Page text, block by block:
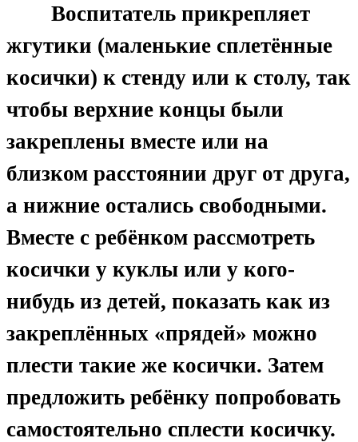
Воспитатель прикрепляет
жгутики (маленькие сплетённые
косички) к стенду или к столу, так
чтобы верхние концы были
закреплены вместе или на
близком расстоянии друг от друга,
а нижние остались свободными.
Вместе с ребёнком рассмотреть
косички у куклы или у кого-
нибудь из детей, показать как из
закреплённых «прядей» можно
плести такие же косички. Затем
предложить ребёнку попробовать
самостоятельно сплести косичку.